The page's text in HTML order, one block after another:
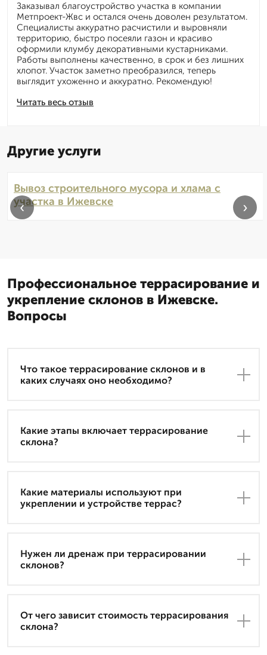
Читать весь отзыв
Заказывал благоустройство участка в компании
Метпроект-Жвс и остался очень доволен результатом.
Специалисты аккуратно расчистили и выровняли
территорию, быстро посеяли газон и красиво
оформили клумбу декоративными кустарниками.
Работы выполнены качественно, в срок и без лишних
хлопот. Участок заметно преобразился, теперь
выглядит ухоженно и аккуратно. Рекомендую!
Другие услуги
Вывоз строительного мусора и хлама с
участка в Ижевске
‹ ›
Профессиональное террасирование и
укрепление склонов в Ижевске.
Вопросы
Что такое террасирование склонов и в
каких случаях оно необходимо?
Какие этапы включает террасирование
склона?
Какие материалы используют при
укреплении и устройстве террас?
Нужен ли дренаж при террасировании
склонов?
От чего зависит стоимость террасирования
склона?